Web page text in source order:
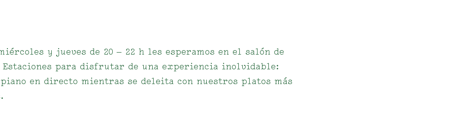
y jueves de 20 – 22 h les esperamos en el salón de
Estaciones para disfrutar de una experiencia inolvidable:
en directo mientras se deleita con nuestros platos más